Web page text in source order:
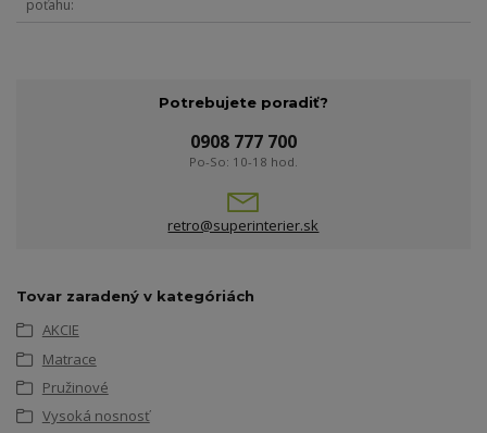
poťahu
Potrebujete poradiť?
0908 777 700
Po-So: 10-18 hod.
retro@superinterier.sk
Tovar zaradený v kategóriách
AKCIE
Matrace
Pružinové
Vysoká nosnosť